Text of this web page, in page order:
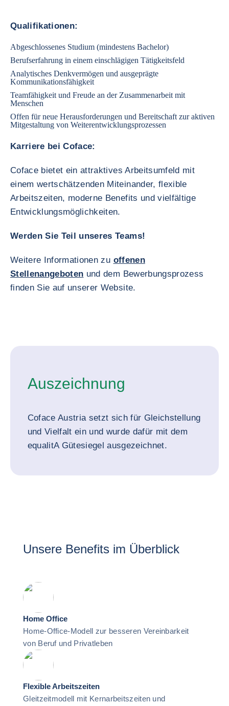
Qualifikationen:
Abgeschlossenes Studium (mindestens Bachelor)
Berufserfahrung in einem einschlägigen Tätigkeitsfeld
Analytisches Denkvermögen und ausgeprägte
Kommunikationsfähigkeit
Teamfähigkeit und Freude an der Zusammenarbeit mit
Menschen
Offen für neue Herausforderungen und Bereitschaft zur aktiven
Mitgestaltung von Weiterentwicklungsprozessen
Karriere bei Coface:
Coface bietet ein attraktives Arbeitsumfeld mit
einem wertschätzenden Miteinander, flexible
Arbeitszeiten, moderne Benefits und vielfältige
Entwicklungsmöglichkeiten.
Werden Sie Teil unseres Teams!
Weitere Informationen zu offenen
Stellenangeboten und dem Bewerbungsprozess
finden Sie auf unserer Website.
Auszeichnung
Coface Austria setzt sich für Gleichstellung
und Vielfalt ein und wurde dafür mit dem
equalitA Gütesiegel ausgezeichnet.
Unsere Benefits im Überblick
Home Office
Home-Office-Modell zur besseren Vereinbarkeit
von Beruf und Privatleben
Flexible Arbeitszeiten
Gleitzeitmodell mit Kernarbeitszeiten und